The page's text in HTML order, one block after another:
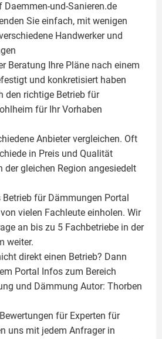
Daemmen-und-Sanieren.de
Sie einfach, mit wenigen
Handwerker und
Beratung Ihre Pläne nach einem
und konkretisiert haben
den richtige Betrieb für
für Ihr Vorhaben
Anbieter vergleichen. Oft
in Preis und Qualität
der gleichen Region angesiedelt
Betrieb für Dämmungen Portal
vielen Fachleute einholen. Wir
an bis zu 5 Fachbetriebe in der
weiter.
direkt einen Betrieb? Dann
Portal Infos zum Bereich
und Dämmung Autor: Thorben
für Experten für
uns mit jedem Anfrager in